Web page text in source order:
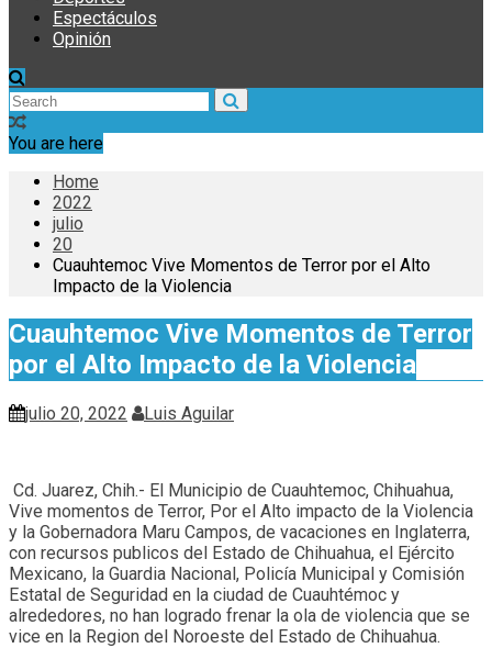
Espectáculos
Opinión
You are here
Home
2022
julio
20
Cuauhtemoc Vive Momentos de Terror por el Alto
Impacto de la Violencia
Cuauhtemoc Vive Momentos de Terror
por el Alto Impacto de la Violencia
julio 20, 2022 Luis Aguilar
Cd. Juarez, Chih.- El Municipio de Cuauhtemoc, Chihuahua,
Vive momentos de Terror, Por el Alto impacto de la Violencia
y la Gobernadora Maru Campos, de vacaciones en Inglaterra,
con recursos publicos del Estado de Chihuahua, el Ejército
Mexicano, la Guardia Nacional, Policía Municipal y Comisión
Estatal de Seguridad en la ciudad de Cuauhtémoc y
alrededores, no han logrado frenar la ola de violencia que se
vice en la Region del Noroeste del Estado de Chihuahua.